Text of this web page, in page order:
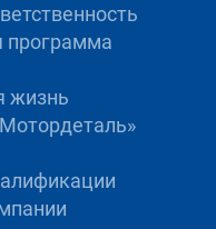
программа
жизнь